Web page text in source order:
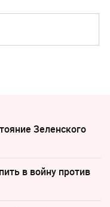
Зеленского
в войну против